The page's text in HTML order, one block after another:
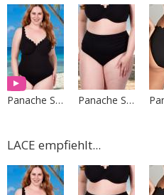
Panache Swim Panache Swim
LACE empfiehlt...